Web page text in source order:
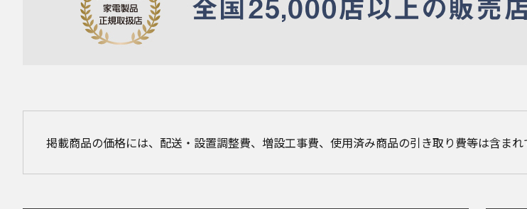
掲載商品の価格には、配送・設置調整費、増設工事費、使用済み商品の引き取り費等は含まれ